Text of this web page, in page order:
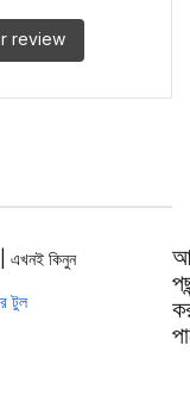
review
টুল